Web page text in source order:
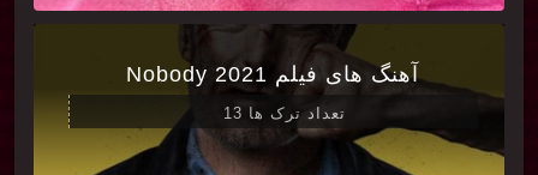
آهنگ های فیلم Nobody 2021
تعداد ترک ها 13